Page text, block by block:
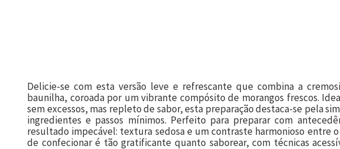
Delicie-se com esta versão leve e refrescante que combina a
baunilha, coroada por um vibrante compósito de morangos frescos.
sem excessos, mas repleto de sabor, esta preparação destaca-se pela
ingredientes e passos mínimos. Perfeito para preparar com
resultado impecável: textura sedosa e um contraste harmonioso entre
de confecionar é tão gratificante quanto saborear, com técnicas